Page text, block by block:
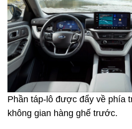
Phần táp-lô được đẩy về phía
không gian hàng ghế trước.